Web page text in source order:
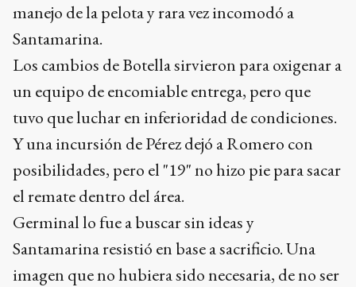
manejo de la pelota y rara vez incomodó a
Santamarina.
Los cambios de Botella sirvieron para oxigenar a
un equipo de encomiable entrega, pero que
tuvo que luchar en inferioridad de condiciones.
Y una incursión de Pérez dejó a Romero con
posibilidades, pero el "19" no hizo pie para sacar
el remate dentro del área.
Germinal lo fue a buscar sin ideas y
Santamarina resistió en base a sacrificio. Una
imagen que no hubiera sido necesaria, de no ser